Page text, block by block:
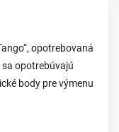
opotrebovaná
sa opotrebúvajú
body pre výmenu